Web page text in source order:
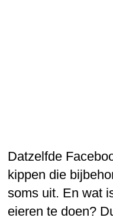
Datzelfde
kippen die
soms uit. En wat
eieren te doen?